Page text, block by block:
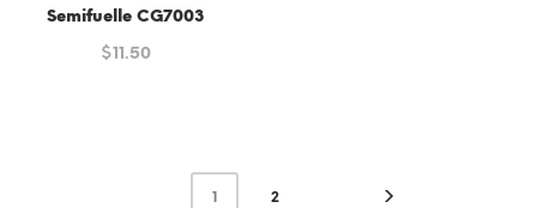
Semifuelle CG7003
$11.50
1 2